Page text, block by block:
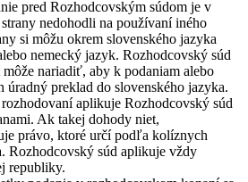
pred Rozhodcovským súdom je v
nedohodli na používaní iného
si môžu okrem slovenského jazyka
nemecký jazyk. Rozhodcovský súd
nariadiť, aby k podaniam alebo
preklad do slovenského jazyka.
aplikuje Rozhodcovský súd
Ak takej dohody niet,
právo, ktoré určí podľa kolíznych
Rozhodcovský súd aplikuje vždy
republiky.